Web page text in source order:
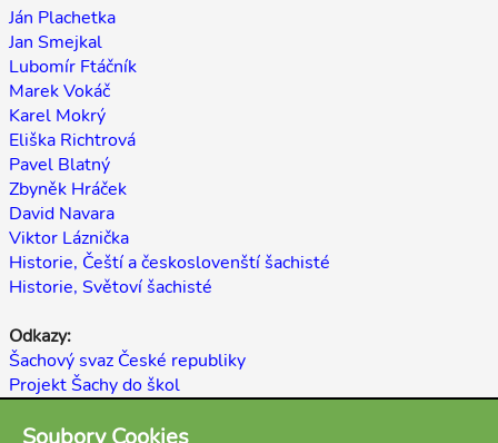
Ján Plachetka
Jan Smejkal
Lubomír Ftáčník
Marek Vokáč
Karel Mokrý
Eliška Richtrová
Pavel Blatný
Zbyněk Hráček
David Navara
Viktor Láznička
Historie, Čeští a českoslovenští šachisté
Historie, Světoví šachisté
Odkazy:
Šachový svaz České republiky
Projekt Šachy do škol
Šachopedie
Soubory Cookies